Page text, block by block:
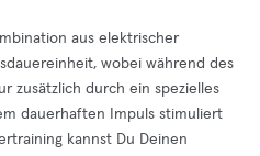
aus elektrischer
wobei während des
zusätzlich durch ein spezielles
dauerhaften Impuls stimuliert
kannst Du Deinen